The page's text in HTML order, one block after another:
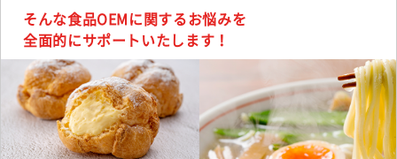
そんな食品OEMに関するお悩みを
全面的にサポートいたします！